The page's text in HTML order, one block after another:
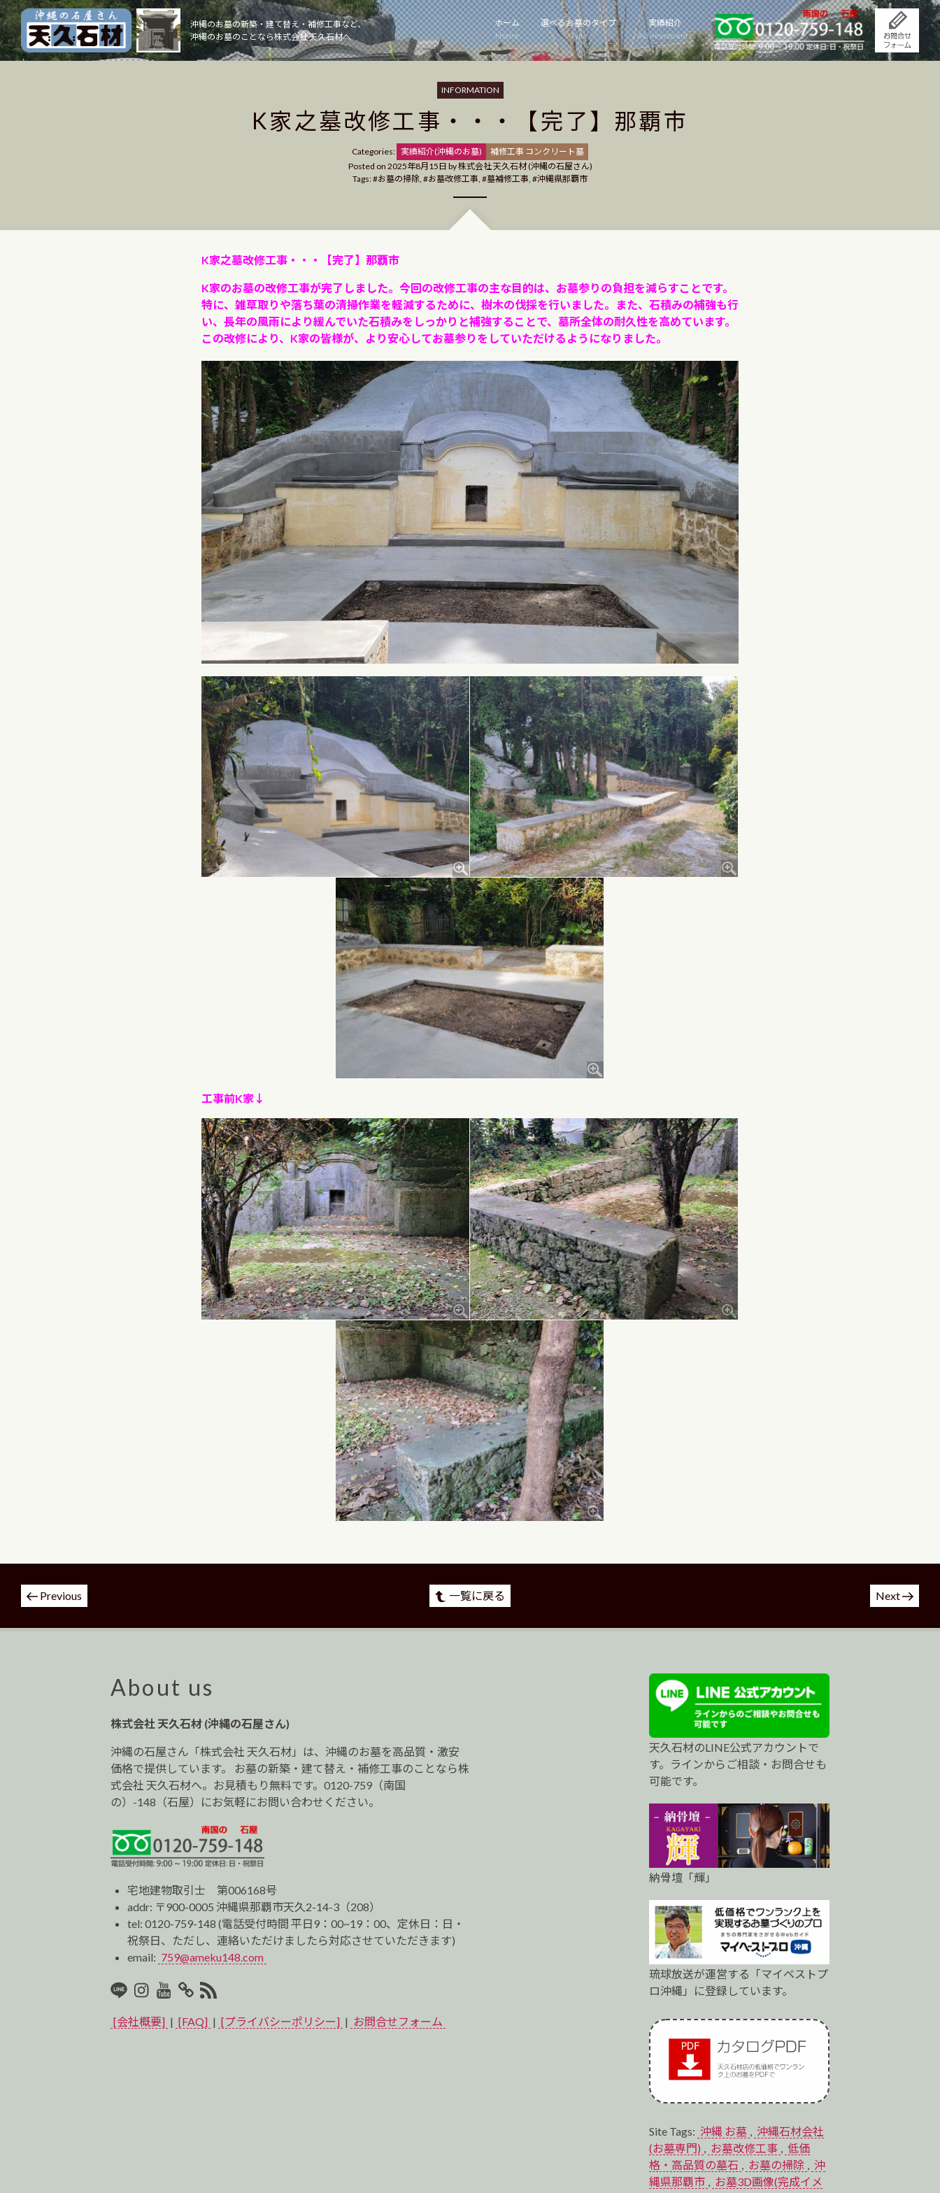
Skip
to
content
沖縄のお墓の新築・建て替え・補修工事など、
沖縄のお墓のことなら株式会社 天久石材へ
ホーム
Home
選べるお墓のタイプ
Type
実績紹介
Achievements
INFORMATION
K家之墓改修工事・・・【完了】那覇市
Categories: Categories
実績紹介(沖縄のお墓)
補修工事 コンクリート墓
Posted on 2025年8月15日 by株式会社 天久石材 (沖縄の石屋さん)
Tags:
お墓の掃除, お墓改修工事, 墓補修工事, 沖縄県那覇市
K家之墓改修工事・・・【完了】那覇市
K家のお墓の改修工事が完了しました。今回の改修工事の主な目的は、お墓参りの負担を減らすことです。
特に、雑草取りや落ち葉の清掃作業を軽減するために、樹木の伐採を行いました。また、石積みの補強も行
い、長年の風雨により緩んでいた石積みをしっかりと補強することで、墓所全体の耐久性を高めています。
この改修により、K家の皆様が、より安心してお墓参りをしていただけるようになりました。
工事前K家↓
投
稿
ナ
Previous 一覧に戻る Next
About us
株式会社 天久石材 (沖縄の石屋さん)
沖縄の石屋さん「株式会社 天久石材」は、沖縄のお墓を高品質・激安
価格で提供しています。 お墓の新築・建て替え・補修工事のことなら株
式会社 天久石材へ。お見積もり無料です。0120-759（南国
の）-148（石屋）にお気軽にお問い合わせください。
宅地建物取引士 第006168号
addr: 〒900-0005 沖縄県那覇市天久2-14-3（208）
tel:0120-759-148 (電話受付時間 平日9：00~19：00、定休日：日・
祝祭日、ただし、連絡いただけましたら対応させていただきます)
email: 759@ameku148.com
LINEInstagram
Youtube
マ
イ
RSS2
[会社概要] | [FAQ] | [プライバシーポリシー] | お問合せフォーム
天久石材のLINE公式アカウントで
す。ラインからご相談・お問合せも
可能です。
納骨壇「輝」
琉球放送が運営する「マイベストプ
ロ沖縄」に登録しています。
Site Tags: 沖縄 お墓 , 沖縄石材会社
(お墓専門) , お墓改修工事 , 低価
格・高品質の墓石 , お墓の掃除 , 沖
縄県那覇市 , お墓3D画像(完成イメ